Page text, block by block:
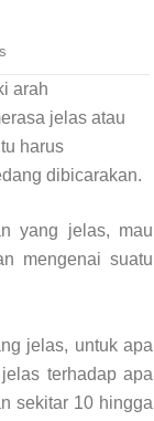
arah
jelas atau
harus
dibicarakan.
yang jelas, mau
mengenai suatu
jelas, untuk apa
terhadap apa
sekitar 10 hingga